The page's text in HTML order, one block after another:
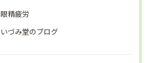
眼精疲労
いづみ堂のブログ